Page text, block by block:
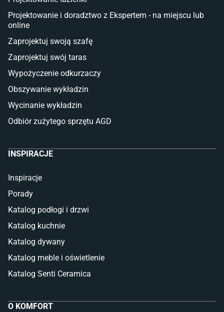
Płytki na balkon
Lampy stojące LED
Płytki
Płytki Cersanit
Płytki wielkoformatowe
Glazura
Płytki marmurowe
Projektowanie i doradztwo z Ekspertem - na miejscu lub
online
Zaprojektuj swoją szafę
Zaprojektuj swój taras
Wypożyczenie odkurzaczy
Obszywanie wykładzin
Wycinanie wykładzin
Odbiór zużytego sprzętu AGD
INSPIRACJE
Inspiracje
Porady
Katalog podłogi i drzwi
Katalog kuchnie
Katalog dywany
Katalog meble i oświetlenie
Katalog Senti Ceramica
O KOMFORT